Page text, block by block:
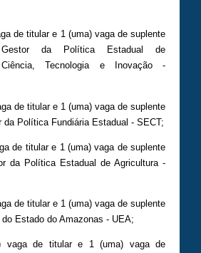
de titular e 1 (uma) vaga de suplente
da Política Estadual de
Ciência, Tecnologia e Inovação -
de titular e 1 (uma) vaga de suplente
da Política Fundiária Estadual - SECT;
de titular e 1 (uma) vaga de suplente
da Política Estadual de Agricultura -
de titular e 1 (uma) vaga de suplente
Estado do Amazonas - UEA;
vaga de titular e 1 (uma) vaga de